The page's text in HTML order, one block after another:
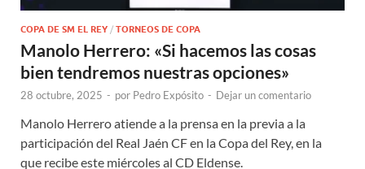
COPA DE SM EL REY / TORNEOS DE COPA
Manolo Herrero: «Si hacemos las cosas
bien tendremos nuestras opciones»
28 octubre, 2025 - por Pedro Expósito - Dejar un comentario
Manolo Herrero atiende a la prensa en la previa a la
participación del Real Jaén CF en la Copa del Rey, en la
que recibe este miércoles al CD Eldense.